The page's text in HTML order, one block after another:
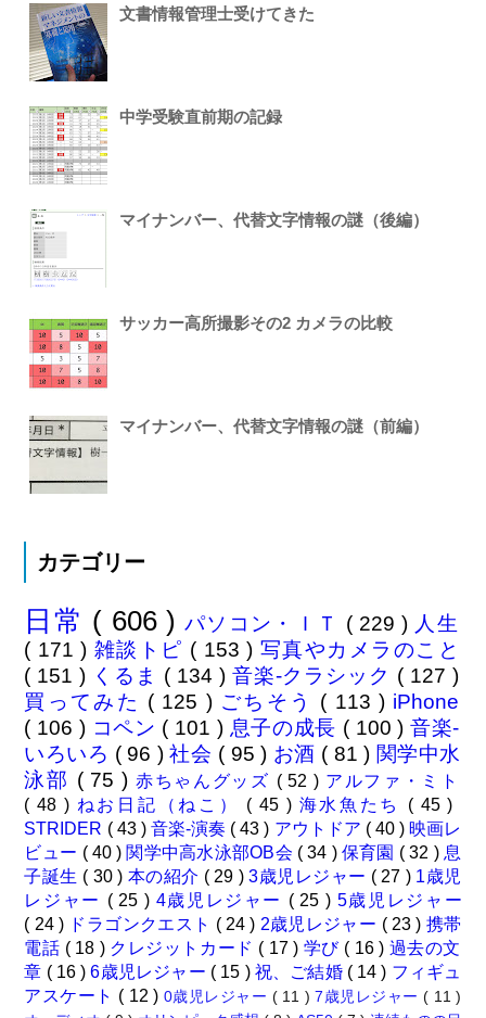
文書情報管理士受けてきた
中学受験直前期の記録
マイナンバー、代替文字情報の謎（後編）
サッカー高所撮影その2 カメラの比較
マイナンバー、代替文字情報の謎（前編）
カテゴリー
日常 ( 606 )パソコン・ＩＴ ( 229 ) 人生
( 171 ) 雑談トピ ( 153 ) 写真やカメラのこと
( 151 ) くるま ( 134 ) 音楽-クラシック ( 127 )
買ってみた ( 125 ) ごちそう ( 113 ) iPhone
( 106 ) コペン ( 101 ) 息子の成長 ( 100 )音楽-
いろいろ ( 96 )社会 ( 95 ) お酒 ( 81 ) 関学中水
泳部 ( 75 ) 赤ちゃんグッズ ( 52 ) アルファ・ミト
( 48 ) ねお日記（ねこ） ( 45 ) 海水魚たち ( 45 )
STRIDER ( 43 ) 音楽-演奏 ( 43 ) アウトドア ( 40 ) 映画レ
ビュー ( 40 ) 関学中高水泳部OB会 ( 34 ) 保育園 ( 32 ) 息
子誕生 ( 30 ) 本の紹介 ( 29 )3歳児レジャー ( 27 ) 1歳児
レジャー ( 25 ) 4歳児レジャー ( 25 ) 5歳児レジャー
( 24 ) ドラゴンクエスト ( 24 ) 2歳児レジャー ( 23 ) 携帯
電話 ( 18 ) クレジットカード ( 17 ) 学び ( 16 ) 過去の文
章 ( 16 )6歳児レジャー ( 15 ) 祝、ご結婚 ( 14 ) フィギュ
アスケート ( 12 ) 0歳児レジャー ( 11 )7歳児レジャー( 11 )